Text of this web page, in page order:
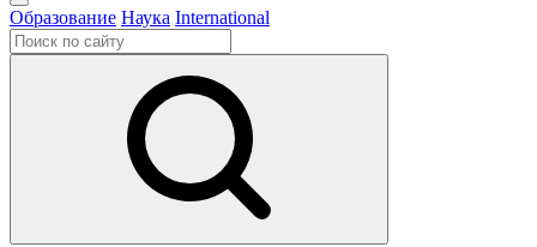
Образование Наука International